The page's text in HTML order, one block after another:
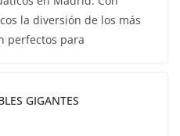
la diversión de los más
perfectos para
GIGANTES